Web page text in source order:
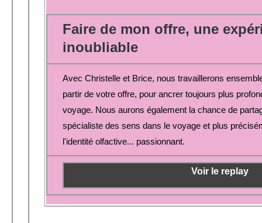
Faire de mon offre, une
inoubliable
Avec Christelle et Brice, nous travaillerons
partir de votre offre, pour ancrer toujours plus
voyage. Nous aurons également la chance de
spécialiste des sens dans le voyage et plus
l'identité olfactive... passionnant.
Voir le replay